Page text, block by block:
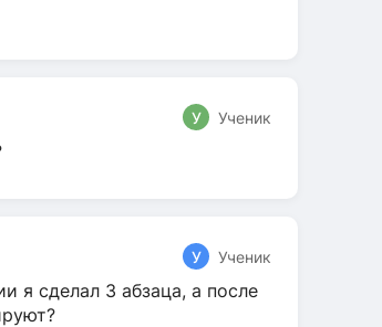
У Ученик
У Ученик
я сделал 3 абзаца, а после